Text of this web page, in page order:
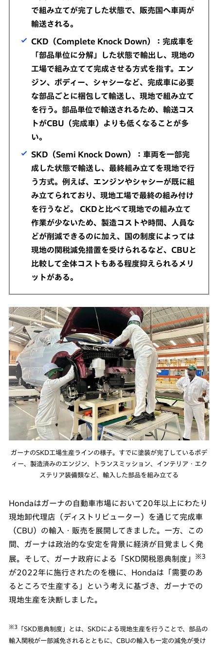
で組み立てが完了した状態で、販売国へ車両が
輸送される。
CKD（Complete Knock Down）：完成車を
「部品単位に分解」した状態で輸出し、現地の
工場で組み立てて完成させる方式を指す。エン
ジン、ボディー、シャシーなど、完成車に必要
な部品ごとに梱包して輸送し、現地で組み立て
を行う。部品単位で輸送されるため、輸送コス
トがCBU（完成車）よりも低くなることが多
い。
SKD（Semi Knock Down）：車両を一部完
成した状態で輸送し、最終組み立てを現地で行
う方式。例えば、エンジンやシャシーが既に組
み立てられており、現地工場で最終の組み付け
を行うなど。 CKDと比べて現地での組み立て
作業が少ないため、製造コストや時間、人員な
どが削減できるのに加え、国の制度によっては
現地の関税減免措置を受けられるなど、CBUと
比較して全体コストもある程度抑えられるメリ
ットがある。
ガーナのSKD工場生産ラインの様子。すでに塗装が完了しているボデ
ィー、製造済みのエンジン、トランスミッション、インテリア・エク
ステリア装備類など、輸入した部品を組み立てる
Hondaはガーナの自動車市場において20年以上にわたり
現地卸代理店（ディストリビューター）を通じて完成車
（CBU）の輸入・販売を展開してきました。一方、この
間、ガーナは政治的な安定を背景に経済が目覚ましく発
展。そして、ガーナ政府による「SKD関税恩典制度」
※3
が2022年に施行されたのを機に、Hondaは「需要のあ
るところで生産する」という考えに基づき、ガーナでの
現地生産を決断しました。
※3「SKD恩典制度」とは、SKDによる現地生産を行うことで、部品の
輸入関税が一部減免されるとともに、CBUの輸入も一定の減免が受け